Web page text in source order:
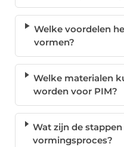
Welke voordelen
vormen?
Welke materialen
worden voor PIM?
Wat zijn de
vormingsproces?